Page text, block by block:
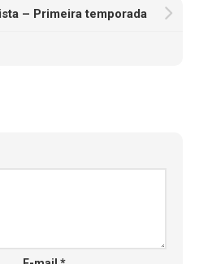
– Primeira temporada